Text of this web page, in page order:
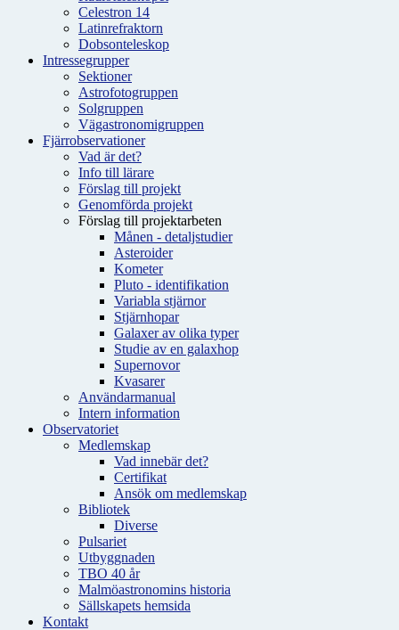
Celestron 14
Latinrefraktorn
Dobsonteleskop
Intressegrupper
Sektioner
Astrofotogruppen
Solgruppen
Vägastronomigruppen
Fjärrobservationer
Vad är det?
Info till lärare
Förslag till projekt
Genomförda projekt
Förslag till projektarbeten
Månen - detaljstudier
Asteroider
Kometer
Pluto - identifikation
Variabla stjärnor
Stjärnhopar
Galaxer av olika typer
Studie av en galaxhop
Supernovor
Kvasarer
Användarmanual
Intern information
Observatoriet
Medlemskap
Vad innebär det?
Certifikat
Ansök om medlemskap
Bibliotek
Diverse
Pulsariet
Utbyggnaden
TBO 40 år
Malmöastronomins historia
Sällskapets hemsida
Kontakt